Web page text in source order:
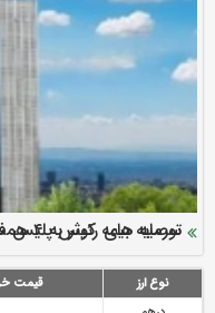
ارزش سهام عدالت بالا
سرمایه بیمه کوثر به ۴ همت می‌رسد
نود ثانیه با فولاد سنگان
تقدیر دبیرکل سندیکای
رازی
توصیه های رئیس پلیس
پیشگیری از سرقت های
نوع ارز قیمت